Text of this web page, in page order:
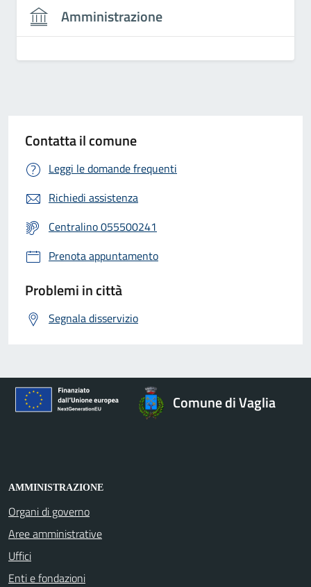
Amministrazione
Contatta il comune
Leggi le domande frequenti
Richiedi assistenza
Centralino 055500241
Prenota appuntamento
Problemi in città
Segnala disservizio
Comune di Vaglia
AMMINISTRAZIONE
Organi di governo
Aree amministrative
Uffici
Enti e fondazioni